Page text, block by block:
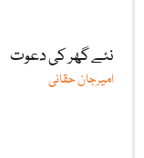
نئے گھر کی دعوت
امیرجان حقانی